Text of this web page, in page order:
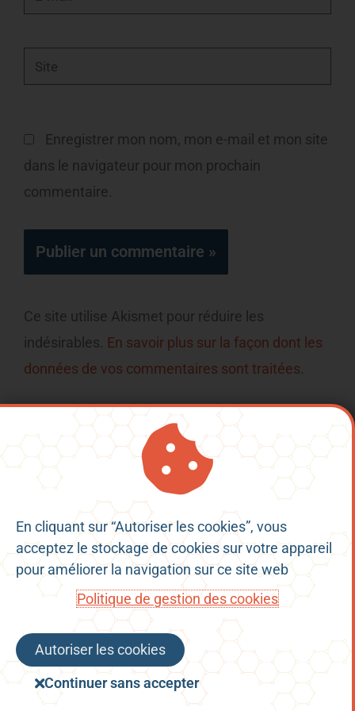
mail*
Site
Enregistrer mon nom, mon e-mail et mon site
dans le navigateur pour mon prochain
commentaire.
Ce site utilise Akismet pour réduire les
indésirables. En savoir plus sur la façon dont les
données de vos commentaires sont traitées.
Mentions Légales
Conditions Générales d’Utilisation
Politique de confidentialité
Politique de gestion des cookies
Copyright © 2023 - charenteconnect.fr |
Powered by ENSC
En cliquant sur “Autoriser les cookies”, vous
acceptez le stockage de cookies sur votre appareil
pour améliorer la navigation sur ce site web
Politique de gestion des cookies
Autoriser les cookies
Continuer sans accepter